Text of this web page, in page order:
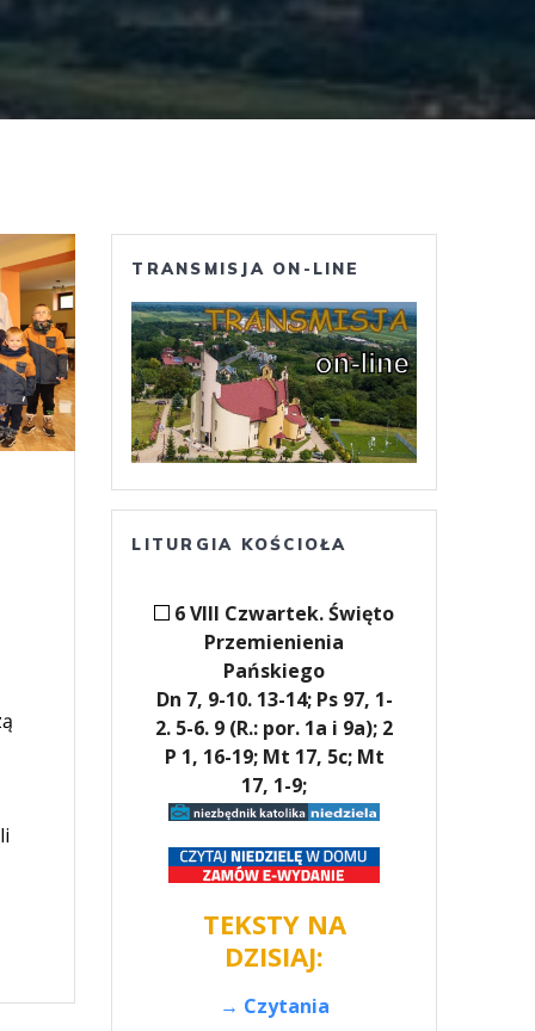
TRANSMISJA ON-LINE
LITURGIA KOŚCIOŁA
6 VIII Czwartek. Święto
Przemienienia
Pańskiego
Dn 7, 9-10. 13-14; Ps 97, 1-
2. 5-6. 9 (R.: por. 1a i 9a); 2
P 1, 16-19; Mt 17, 5c; Mt
17, 1-9;
TEKSTY NA
DZISIAJ:
→ Czytania